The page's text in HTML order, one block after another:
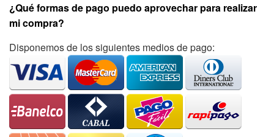
¿Qué formas de pago puedo aprovechar para realizar
mi compra?
Disponemos de los siguientes medios de pago: